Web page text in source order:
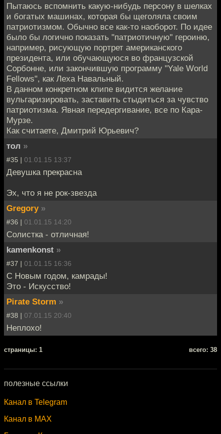
Пытаюсь вспомнить какую-нибудь персону в шелках
и богатых машинах, которая бы щеголяла своим
патриотизмом. Обычно все как-то наоборот. По идее
было бы логично показать "патриотичную" героиню,
например, рисующую портрет американского
президента, или обучающуюся во французской
Сорбонне, или закончившую программу "Yale World
Fellows", как Леха Навальный.
В данном конкретном клипе видится желание
вульгаризировать, заставить стыдиться за чувство
патриотизма. Явная передергивание, все по Кара-
Мурзе.
Как считаете, Дмитрий Юрьевич?
тол »
#35 | 01.01.15 13:37
Девушка прекрасна
Эх, что я не рок-звезда
Gregory »
#36 | 01.01.15 14:20
Солистка - отличная!
kamenkonst »
#37 | 01.01.15 16:36
С Новым годом, камрады!
Это - Искусство!
Pirate Storm »
#38 | 07.01.15 20:40
Неплохо!
cтраницы: 1 всего: 38
полезные ссылки
Канал в Telegram
Канал в MAX